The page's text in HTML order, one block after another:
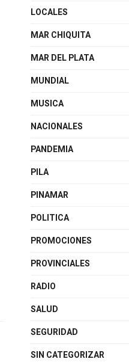
LOCALES
MAR CHIQUITA
MAR DEL PLATA
MUNDIAL
MUSICA
NACIONALES
PANDEMIA
PILA
PINAMAR
POLITICA
PROMOCIONES
PROVINCIALES
RADIO
SALUD
SEGURIDAD
SIN CATEGORIZAR